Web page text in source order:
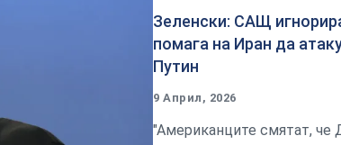
Зеленски: САЩ
помага на Иран да
Путин
9 Април, 2026
"Американците смятат, че